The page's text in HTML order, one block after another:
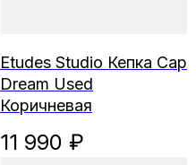
Etudes Studio Кепка Cap
Dream Used
Коричневая
11 990 ₽